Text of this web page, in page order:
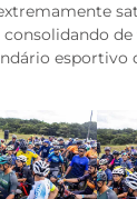
de
esportivo